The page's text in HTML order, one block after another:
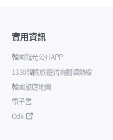
實用資訊
韓國觀光公社APP
1330韓國旅遊諮詢翻譯熱線
韓國旅遊地圖
電子書
Odii